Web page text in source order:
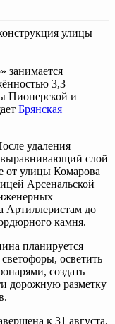
улицы
занимается
3,3
Пионерской и
Брянская
удаления
выравнивающий слой
от улицы Комарова
Арсенальской
Артиллеристам до
камня.
планируется
осветить
создать
дорожную разметку
к 31 августа.